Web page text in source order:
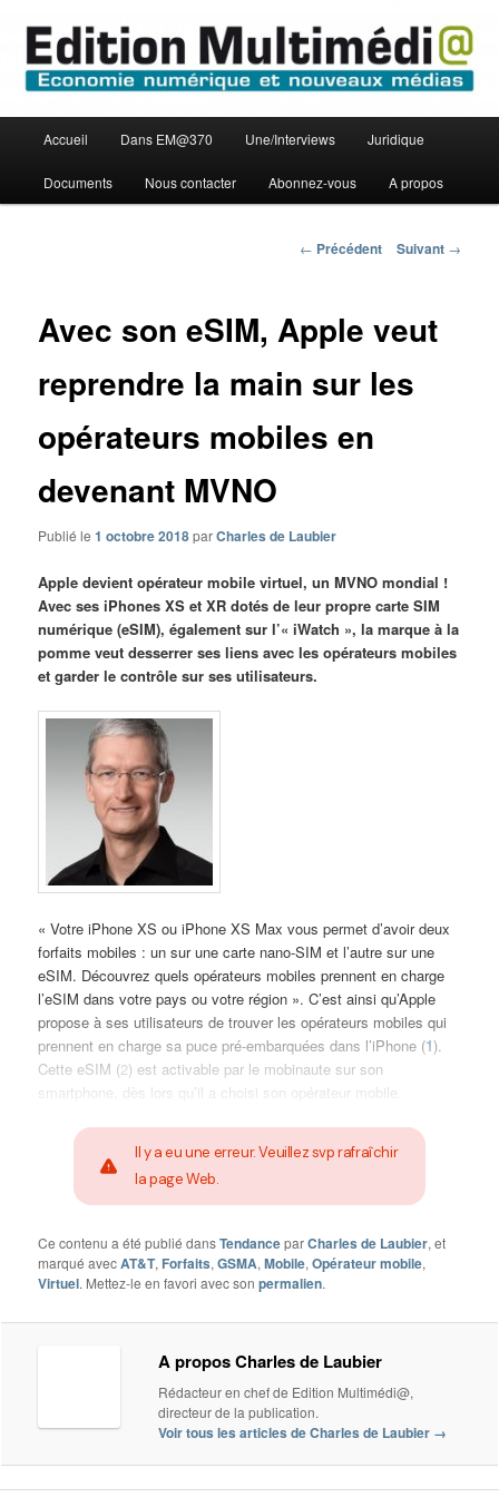
contenu
principalEdition Multimédi@
principal
Accueil Dans EM@370 Une/Interviews Juridique
Documents Nous contacter Abonnez-vous A propos
Navigation
← Précédent Suivant →
Avec son eSIM, Apple veut
reprendre la main sur les
opérateurs mobiles en
devenant MVNO
Publié le1 octobre 2018parCharles de Laubier
Apple devient opérateur mobile virtuel, un MVNO mondial !
Avec ses iPhones XS et XR dotés de leur propre carte SIM
numérique (eSIM), également sur l’« iWatch », la marque à la
pomme veut desserrer ses liens avec les opérateurs mobiles
et garder le contrôle sur ses utilisateurs.
« Votre iPhone XS ou iPhone XS Max vous permet d’avoir deux
forfaits mobiles : un sur une carte nano-SIM et l’autre sur une
eSIM. Découvrez quels opérateurs mobiles prennent en charge
l’eSIM dans votre pays ou votre région ». C’est ainsi qu’Apple
propose à ses utilisateurs de trouver les opérateurs mobiles qui
prennent en charge sa puce pré-embarquées dans l’iPhone (1).
Cette eSIM (2) est activable par le mobinaute sur son
smartphone, dès lors qu’il a choisi son opérateur mobile.
Il y a eu une erreur. Veuillez svp rafraîchir
la page Web.
Ce contenu a été publié dansTendanceparCharles de Laubier, et
marqué avecAT&T, Forfaits,GSMA,Mobile,Opérateur mobile,
Virtuel. Mettez-le en favori avec sonpermalien.
A propos Charles de Laubier
Rédacteur en chef de Edition Multimédi@,
directeur de la publication.
Voir tous les articles de Charles de Laubier →